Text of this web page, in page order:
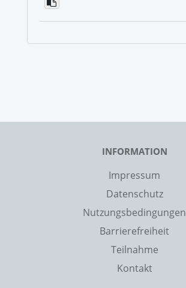
INFORMATION
Impressum
Datenschutz
Nutzungsbedingungen
Barrierefreiheit
Teilnahme
Kontakt